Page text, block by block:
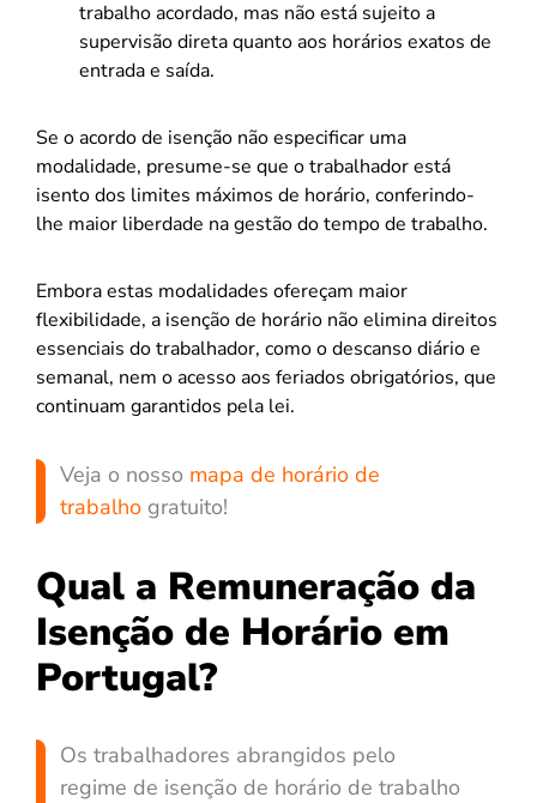
trabalho acordado, mas não está sujeito a
supervisão direta quanto aos horários exatos de
entrada e saída.
Se o acordo de isenção não especificar uma
modalidade, presume-se que o trabalhador está
isento dos limites máximos de horário, conferindo-
lhe maior liberdade na gestão do tempo de trabalho.
Embora estas modalidades ofereçam maior
flexibilidade, a isenção de horário não elimina direitos
essenciais do trabalhador, como o descanso diário e
semanal, nem o acesso aos feriados obrigatórios, que
continuam garantidos pela lei.
Veja o nosso mapa de horário de
trabalho gratuito!
Qual a Remuneração da
Isenção de Horário em
Portugal?
Os trabalhadores abrangidos pelo
regime de isenção de horário de trabalho